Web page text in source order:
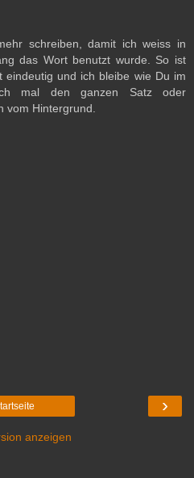
schreiben, damit ich weiss in
das Wort benutzt wurde. So ist
eindeutig und ich bleibe wie Du im
mal den ganzen Satz oder
vom Hintergrund.
›
anzeigen